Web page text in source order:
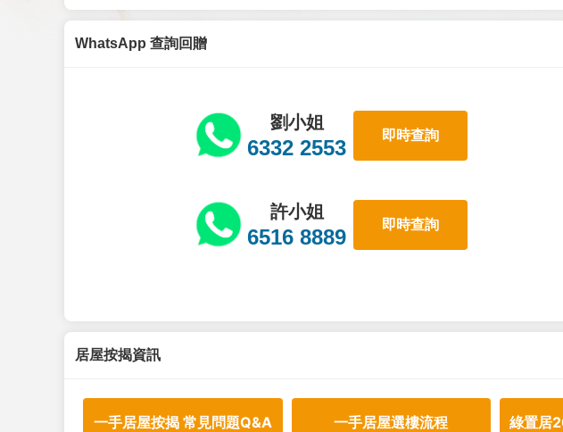
WhatsApp 查詢回贈
劉小姐
6332 2553
即時查詢
許小姐
6516 8889
即時查詢
居屋按揭資訊
一手居屋按揭 常見問題Q&A 一手居屋選樓流程 綠置居